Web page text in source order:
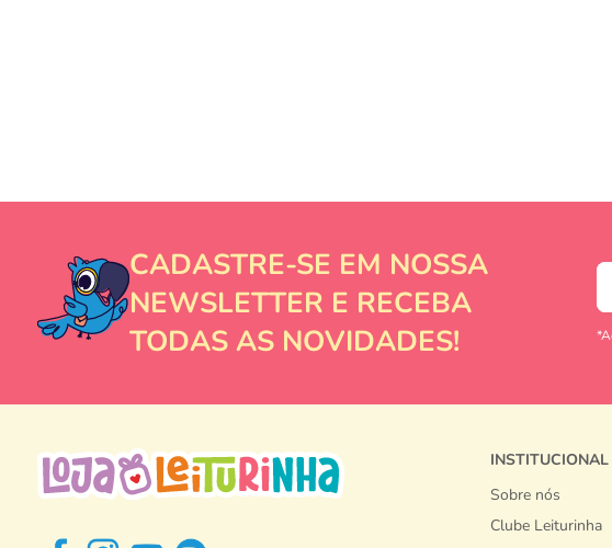
CADASTRE-SE EM NOSSA
NEWSLETTER E RECEBA
TODAS AS NOVIDADES!
INSTITUCIONAL
Sobre nós
Clube Leiturinha